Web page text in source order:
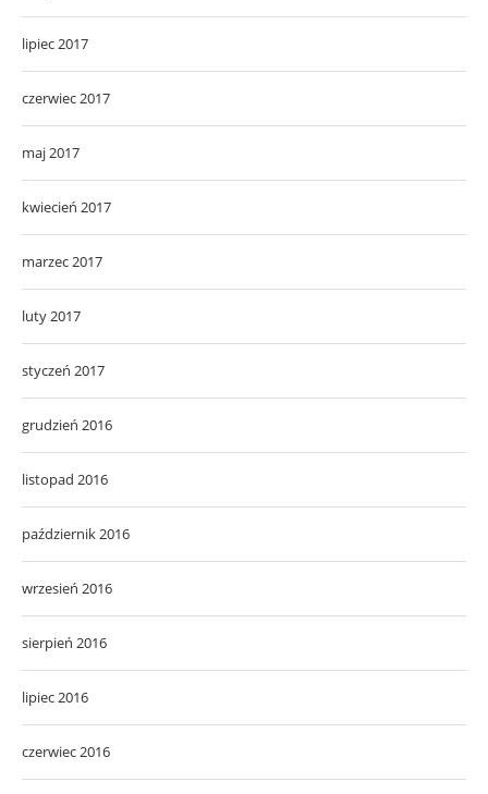
lipiec 2017
czerwiec 2017
maj 2017
kwiecień 2017
marzec 2017
luty 2017
styczeń 2017
grudzień 2016
listopad 2016
październik 2016
wrzesień 2016
sierpień 2016
lipiec 2016
czerwiec 2016